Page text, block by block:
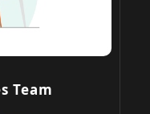
Team